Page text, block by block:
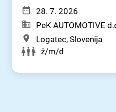
28. 7. 2026
PeK AUTOMOTIVE
Logatec, Slovenija
ž/m/d